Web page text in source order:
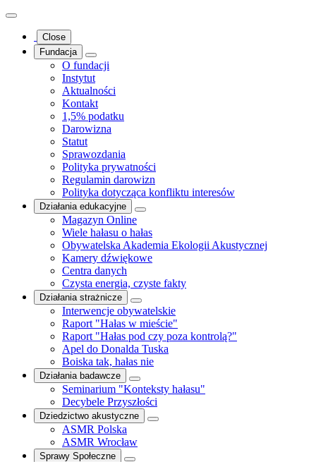
Close
Fundacja
O fundacji
Instytut
Aktualności
Kontakt
1,5% podatku
Darowizna
Statut
Sprawozdania
Polityka prywatności
Regulamin darowizn
Polityka dotycząca konfliktu interesów
Działania edukacyjne
Magazyn Online
Wiele hałasu o hałas
Obywatelska Akademia Ekologii Akustycznej
Kamery dźwiękowe
Centra danych
Czysta energia, czyste fakty
Działania strażnicze
Interwencje obywatelskie
Raport "Hałas w mieście"
Raport "Hałas pod czy poza kontrolą?"
Apel do Donalda Tuska
Boiska tak, hałas nie
Działania badawcze
Seminarium "Konteksty hałasu"
Decybele Przyszłości
Dziedzictwo akustyczne
ASMR Polska
ASMR Wrocław
Sprawy Społeczne